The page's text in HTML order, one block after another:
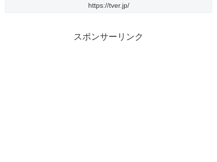
https://tver.jp/
スポンサーリンク